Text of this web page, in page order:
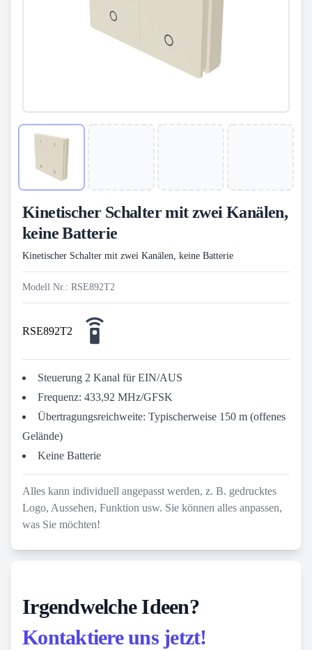
Kinetischer Schalter mit zwei Kanälen,
keine Batterie
Kinetischer Schalter mit zwei Kanälen, keine Batterie
Modell Nr.: RSE892T2
RSE892T2
Steuerung 2 Kanal für EIN/AUS
Frequenz: 433,92 MHz/GFSK
Übertragungsreichweite: Typischerweise 150 m (offenes
Gelände)
Keine Batterie
Alles kann individuell angepasst werden, z. B. gedrucktes
Logo, Aussehen, Funktion usw. Sie können alles anpassen,
was Sie möchten!
Irgendwelche Ideen?
Kontaktiere uns jetzt!